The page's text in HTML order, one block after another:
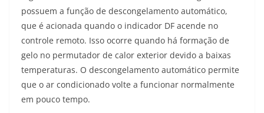
possuem a função de descongelamento automático,
que é acionada quando o indicador DF acende no
controle remoto. Isso ocorre quando há formação de
gelo no permutador de calor exterior devido a baixas
temperaturas. O descongelamento automático permite
que o ar condicionado volte a funcionar normalmente
em pouco tempo.